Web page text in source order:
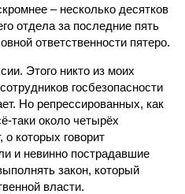
– несколько десятков
отдела за последние пять
ответственности пятеро.
Этого никто из моих
госбезопасности
Но репрессированных, как
таки около четырёх
которых говорит
и невинно пострадавшие
закон, который
власти.